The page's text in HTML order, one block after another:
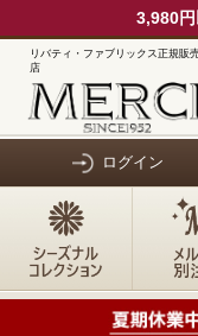
3,980
リバティ・ファブリックス正規販
店
ログイン